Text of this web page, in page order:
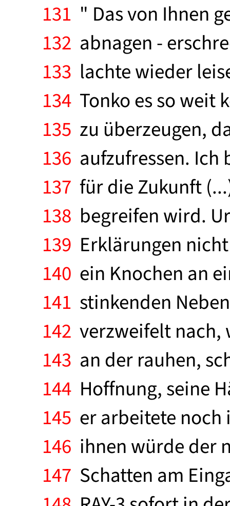
131 " Das von Ihnen
132 abnagen -
133 lachte wieder
134 Tonko es so weit
135 zu überzeugen,
136 aufzufressen.
137 für die Zukunft
138 begreifen wird.
139 Erklärungen
140 ein Knochen an
141 stinkenden
142 verzweifelt nach,
143 an der rauhen,
144 Hoffnung, seine
145 er arbeitete noch
146 ihnen würde der
147 Schatten am